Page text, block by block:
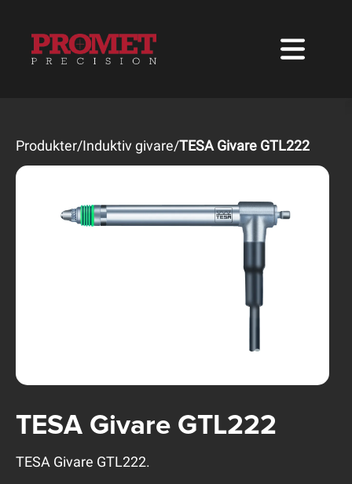
Produkter/Induktiv givare/TESA Givare GTL222
TESA Givare GTL222
TESA Givare GTL222.